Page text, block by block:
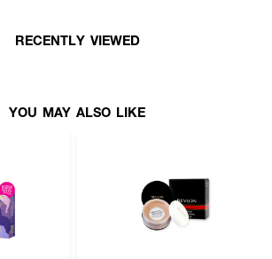
RECENTLY VIEWED
YOU MAY ALSO LIKE